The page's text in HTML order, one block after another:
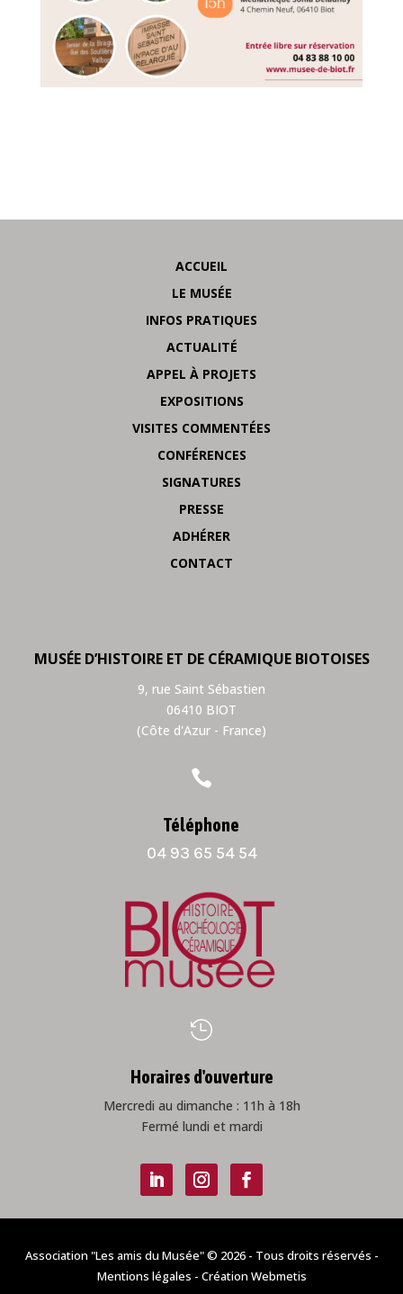
ACCUEIL
LE MUSÉE
INFOS PRATIQUES
ACTUALITÉ
APPEL À PROJETS
EXPOSITIONS
VISITES COMMENTÉES
CONFÉRENCES
SIGNATURES
PRESSE
ADHÉRER
CONTACT
MUSÉE D’HISTOIRE ET DE CÉRAMIQUE BIOTOISES
9, rue Saint Sébastien
06410 BIOT
(Côte d'Azur - France)

Téléphone
04 93 65 54 54

Horaires d'ouverture
Mercredi au dimanche : 11h à 18h
Fermé lundi et mardi
Association "Les amis du Musée" © 2026 - Tous droits réservés -
Mentions légales - Création Webmetis